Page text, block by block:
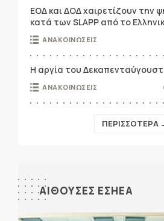
ΕΟΔ και ΔΟΔ χαιρετίζουν την
κατά των SLAPP από το
ΑΝΑΚΟΙΝΩΣΕΙΣ
Η αργία του
ΑΝΑΚΟΙΝΩΣΕΙΣ
ΠΕΡΙΣΣΟΤΕΡΑ
ΑΙΘΟΥΣΕΣ ΕΣΗΕΑ